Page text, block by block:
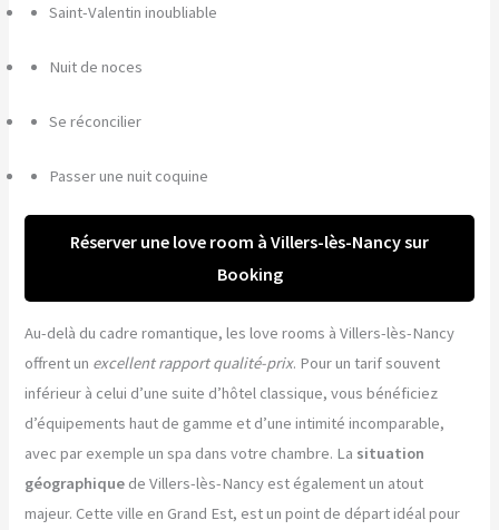
Saint-Valentin inoubliable
Nuit de noces
Se réconcilier
Passer une nuit coquine
Réserver une love room à Villers-lès-Nancy sur
Booking
Au-delà du cadre romantique, les love rooms à Villers-lès-Nancy
offrent un excellent rapport qualité-prix. Pour un tarif souvent
inférieur à celui d’une suite d’hôtel classique, vous bénéficiez
d’équipements haut de gamme et d’une intimité incomparable,
avec par exemple un spa dans votre chambre. La situation
géographique de Villers-lès-Nancy est également un atout
majeur. Cette ville en Grand Est, est un point de départ idéal pour